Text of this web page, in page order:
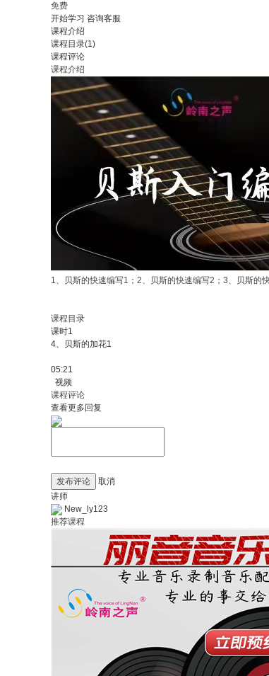
免费
开始学习 咨询客服
课程介绍
课程目录(1)
课程评论
课程介绍
1、贝斯的快速编写1；2、贝斯的快速编写2；3、贝斯的
课程目录
课时1
4、贝斯的加花1
05:21
视频
课程评论
查看更多回复
发布评论
取消
讲师
New_ly123
推荐课程